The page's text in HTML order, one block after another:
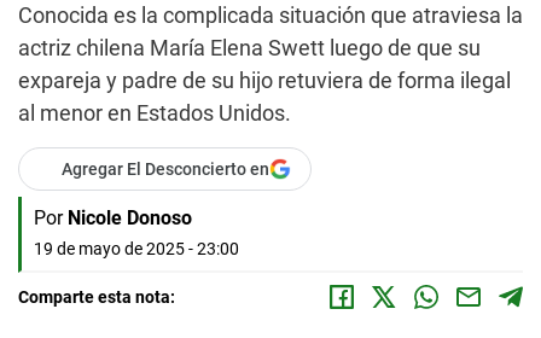
Conocida es la complicada situación que atraviesa la
actriz chilena María Elena Swett luego de que su
expareja y padre de su hijo retuviera de forma ilegal
al menor en Estados Unidos.
Agregar El Desconcierto en
Por Nicole Donoso
19 de mayo de 2025 - 23:00
Comparte esta nota: